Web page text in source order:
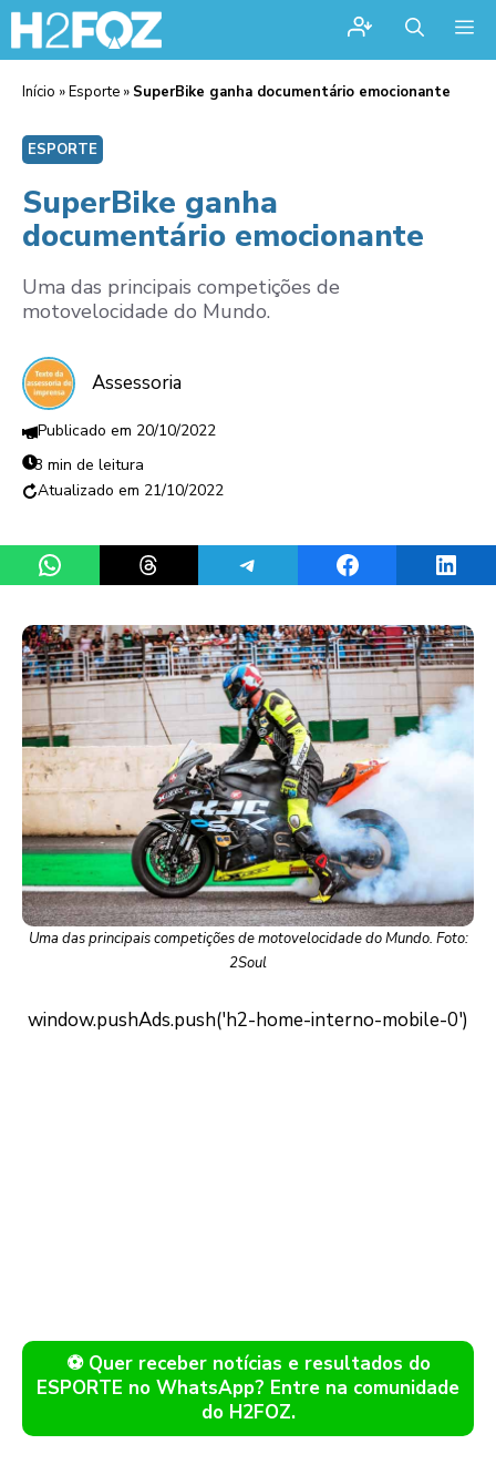
Início »Esporte » SuperBike ganha documentário emocionante
ESPORTE
SuperBike ganha
documentário emocionante
Uma das principais competições de
motovelocidade do Mundo.
Assessoria
20/10/2022
3 min de leitura
21/10/2022
Share on WhatsAppShare on ThreadsShare on TelegramShare on Facebook
Uma das principais competições de motovelocidade do Mundo. Foto:
2Soul
⚽ Quer receber notícias e resultados do
ESPORTE no WhatsApp? Entre na comunidade
do H2FOZ.